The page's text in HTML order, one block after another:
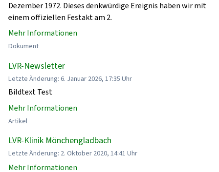
Dezember 1972. Dieses denkwürdige Ereignis haben wir mit
einem offiziellen Festakt am 2.
Mehr Informationen
Dokument
LVR-Newsletter
Letzte Änderung: 6. Januar 2026, 17:35 Uhr
Bildtext Test
Mehr Informationen
Artikel
LVR-Klinik Mönchengladbach
Letzte Änderung: 2. Oktober 2020, 14:41 Uhr
Mehr Informationen